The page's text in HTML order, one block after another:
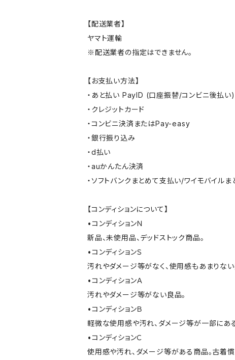
【配送業者】
ヤマト運輸
※配送業者の指定はできません。
【お支払い方法】
・あと払い PayID (口座振替/コンビニ後払い)
・クレジットカード
・コンビニ決済またはPay-easy
・銀行振り込み
・d払い
・auかんたん決済
・ソフトバンクまとめて支払い/ワイモバイル
【コンディションについて】
•コンディションＮ
新品、未使用品、デッドストック商品。
•コンディションＳ
汚れやダメージ等がなく、使用感もあまりな
•コンディションＡ
汚れやダメージ等がない良品。
•コンディションＢ
軽微な使用感や汚れ、ダメージ等が一部にあ
•コンディションＣ
使用感や汚れ、ダメージ等がある商品。古着